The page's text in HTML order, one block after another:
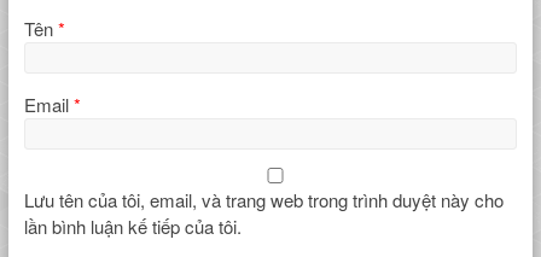
Tên*
Email*
Lưu tên của tôi, email, và trang web trong trình duyệt này cho
lần bình luận kế tiếp của tôi.